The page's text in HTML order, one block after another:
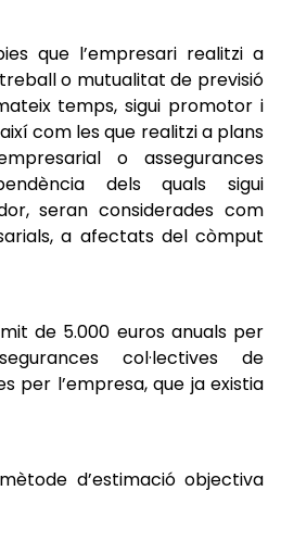
que l’empresari realitzi a
o mutualitat de previsió
temps, sigui promotor i
com les que realitzi a plans
o assegurances
dels quals sigui
seran considerades com
a afectats del còmput
de 5.000 euros anuals per
col·lectives de
per l’empresa, que ja existia
d’estimació objectiva